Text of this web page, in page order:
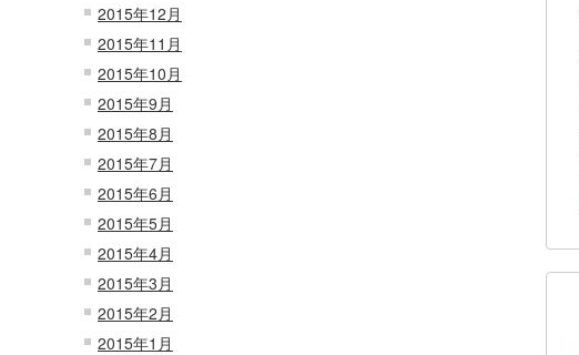
2015年12月
2015年11月
2015年10月
2015年9月
2015年8月
2015年7月
2015年6月
2015年5月
2015年4月
2015年3月
2015年2月
2015年1月